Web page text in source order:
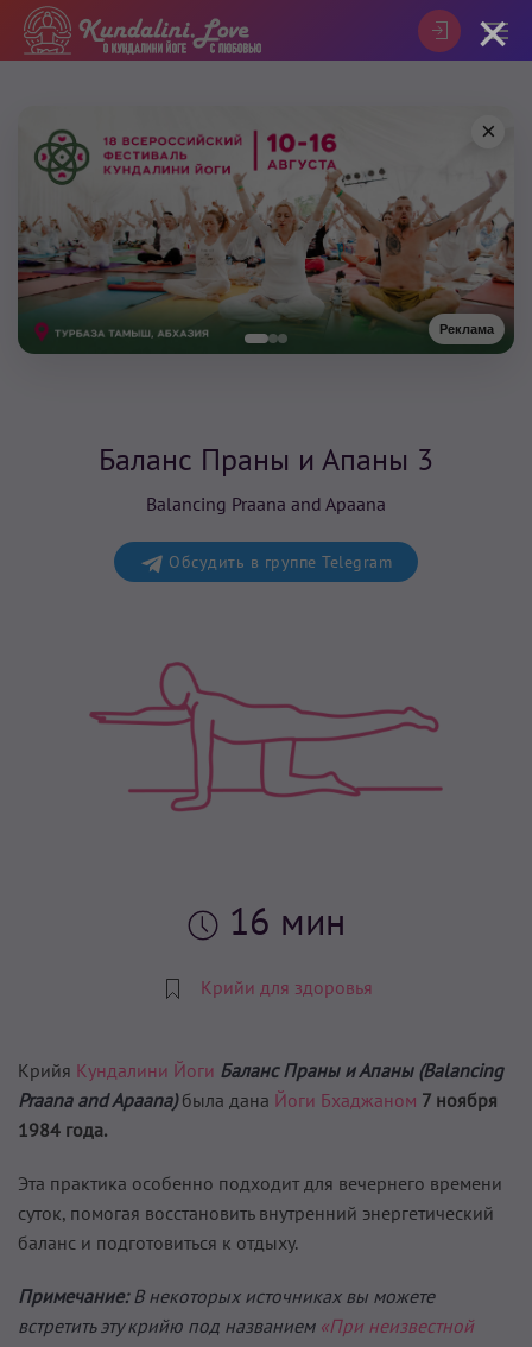
Реклама
×
Баланс Праны и Апаны 3
Balancing Praana and Apaana
Обсудить в группе Telegram
16 мин
Крийи для здоровья
Крийя Кундалини Йоги Баланс Праны и Апаны (Balancing
Praana and Apaana)была дана Йоги Бхаджаном 7 ноября
1984 года.
Эта практика особенно подходит для вечернего времени
суток, помогая восстановить внутренний энергетический
баланс и подготовиться к отдыху.
Примечание:В некоторых источниках вы можете
встретить эту крийю под названием «При неизвестной
×